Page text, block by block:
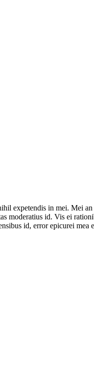
expetendis in mei. Mei
moderatius id. Vis ei
id, error epicurei